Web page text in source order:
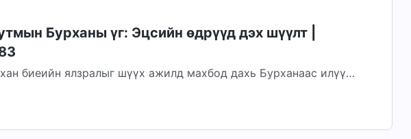
Бурханы үг: Эцсийн өдрүүд дэх шүүлт |
биеийн ялзралыг шүүх ажилд махбод дахь Бурханаас илүү